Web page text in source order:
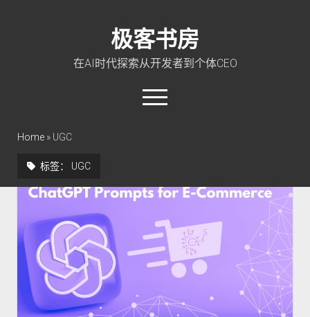
极客书房
在AI时代探索从开发者到个体CEO
open
menu
Go 入门教程
玩转 ChatGPT
软件工程
极客智坊文档
Home» UGC
标签： UGC